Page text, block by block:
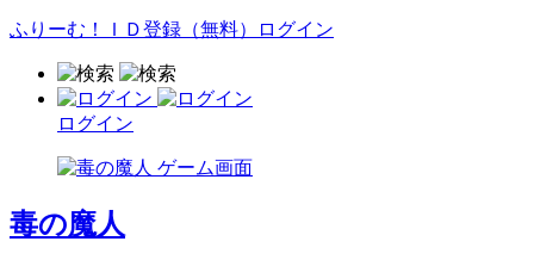
ふりーむ！ＩＤ登録（無料） ログイン
ログイン
毒の魔人